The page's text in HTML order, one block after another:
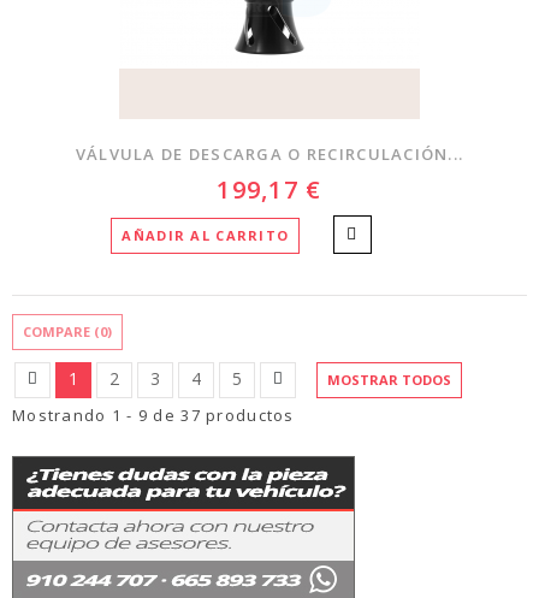
VÁLVULA DE DESCARGA O RECIRCULACIÓN...
199,17 €
AÑADIR AL CARRITO
COMPARE (0)
MOSTRAR TODOS
1 2 3 4 5
Mostrando 1 - 9 de 37 productos